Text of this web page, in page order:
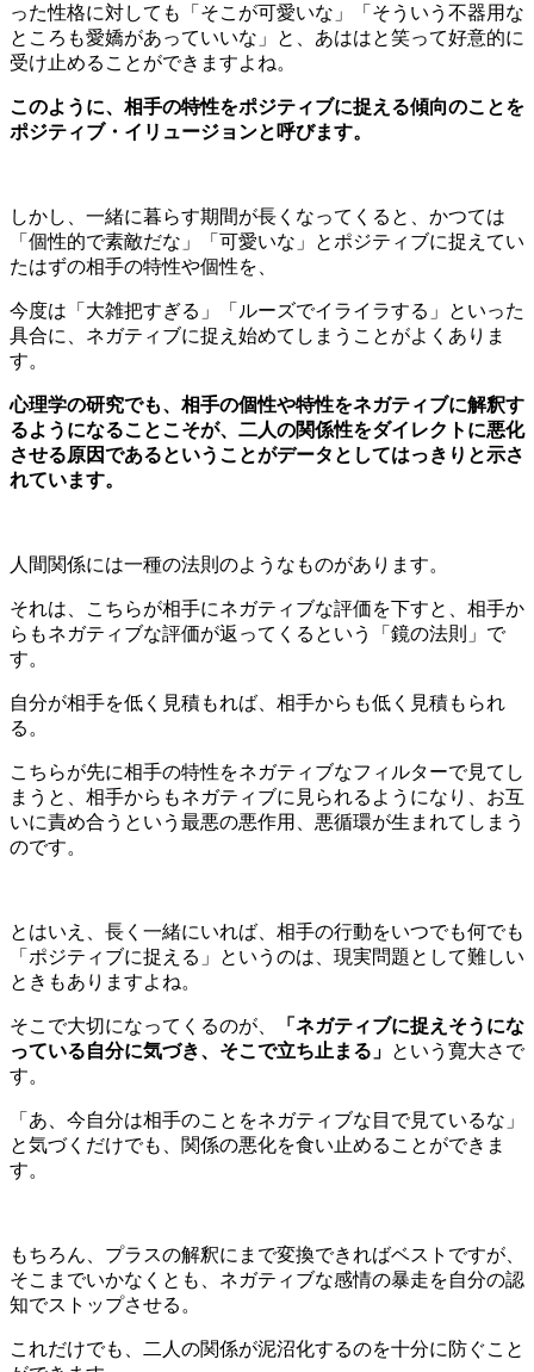
った性格に対しても「そこが可愛いな」「そういう不器用な
ところも愛嬌があっていいな」と、あははと笑って好意的に
受け止めることができますよね。
このように、相手の特性をポジティブに捉える傾向のことを
ポジティブ・イリュージョンと呼びます。
しかし、一緒に暮らす期間が長くなってくると、かつては
「個性的で素敵だな」「可愛いな」とポジティブに捉えてい
たはずの相手の特性や個性を、
今度は「大雑把すぎる」「ルーズでイライラする」といった
具合に、ネガティブに捉え始めてしまうことがよくありま
す。
心理学の研究でも、相手の個性や特性をネガティブに解釈す
るようになることこそが、二人の関係性をダイレクトに悪化
させる原因であるということがデータとしてはっきりと示さ
れています。
人間関係には一種の法則のようなものがあります。
それは、こちらが相手にネガティブな評価を下すと、相手か
らもネガティブな評価が返ってくるという「鏡の法則」で
す。
自分が相手を低く見積もれば、相手からも低く見積もられ
る。
こちらが先に相手の特性をネガティブなフィルターで見てし
まうと、相手からもネガティブに見られるようになり、お互
いに責め合うという最悪の悪作用、悪循環が生まれてしまう
のです。
とはいえ、長く一緒にいれば、相手の行動をいつでも何でも
「ポジティブに捉える」というのは、現実問題として難しい
ときもありますよね。
そこで大切になってくるのが、
「ネガティブに捉えそうにな
っている自分に気づき、そこで立ち止まる」 という寛大さで
す。
「あ、今自分は相手のことをネガティブな目で見ているな」
と気づくだけでも、関係の悪化を食い止めることができま
す。
もちろん、プラスの解釈にまで変換できればベストですが、
そこまでいかなくとも、ネガティブな感情の暴走を自分の認
知でストップさせる。
これだけでも、二人の関係が泥沼化するのを十分に防ぐこと